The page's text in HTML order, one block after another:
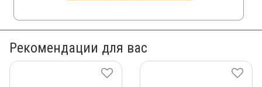
Рекомендации для вас